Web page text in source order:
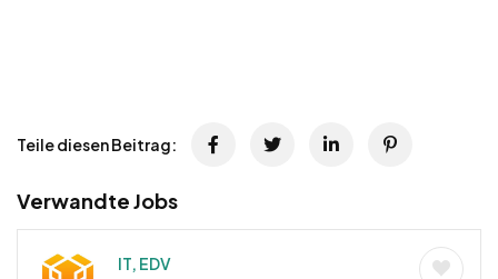
Teile diesen Beitrag:
Verwandte Jobs
IT, EDV